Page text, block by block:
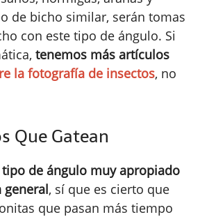
de bicho similar, serán tomas
con este tipo de ángulo. Si
tenemos más artículos
la fotografía de insectos, no
Que Gatean
de ángulo muy apropiado
general, sí que es cierto que
que pasan más tiempo